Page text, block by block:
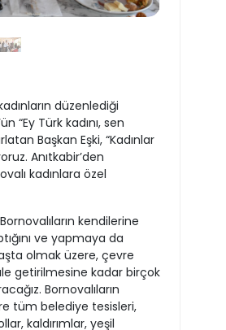
düzenlediği
“Ey Türk kadını, sen
Başkan Eşki, “Kadınlar
Anıtkabir’den
kadınlara özel
kendilerine
ve yapmaya da
olmak üzere, çevre
getirilmesine kadar birçok
Bornovalıların
tüm belediye tesisleri,
kaldırımlar, yeşil